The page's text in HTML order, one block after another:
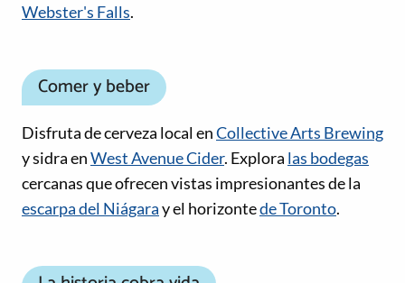
Webster's Falls.
Comer y beber
Disfruta de cerveza local enCollective Arts Brewing
y sidra enWest Avenue Cider. Explora las bodegas
cercanas que ofrecen vistas impresionantes de la
escarpa del Niágaray el horizontede Toronto.